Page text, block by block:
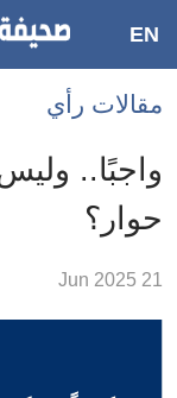
Accessibility
links
الرئيسي
الأقسام
EN
مقالات رأي
واجبًا..
حوار؟
21 Jun 2025